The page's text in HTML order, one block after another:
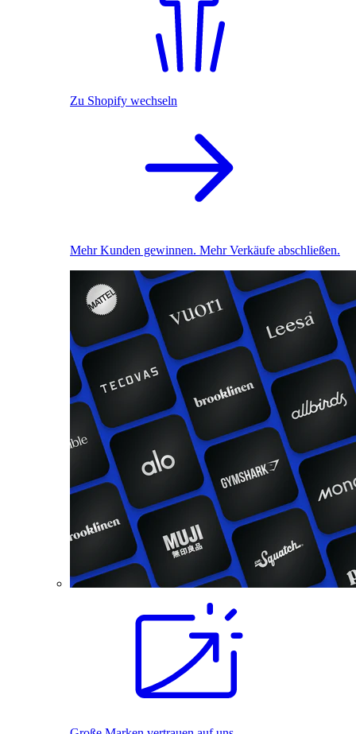
Zu Shopify wechseln
Mehr Kunden gewinnen. Mehr Verkäufe abschließen.